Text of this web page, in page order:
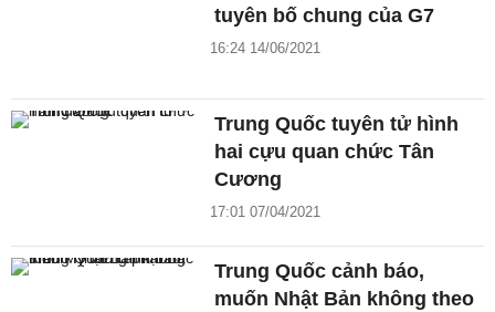
tuyên bố chung của G7
16:24 14/06/2021
Trung Quốc tuyên tử hình
hai cựu quan chức Tân
Cương
17:01 07/04/2021
Trung Quốc cảnh báo,
muốn Nhật Bản không theo